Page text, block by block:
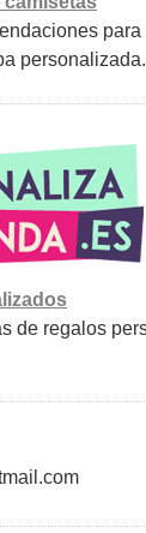
para
personalizada.
de regalos